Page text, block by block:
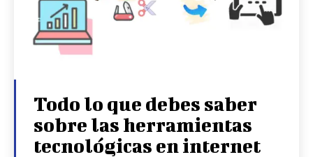
Todo lo que debes saber
sobre las herramientas
tecnológicas en internet